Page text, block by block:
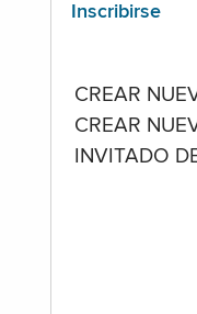
Inscribirse
CREAR
CREAR
INVITADO